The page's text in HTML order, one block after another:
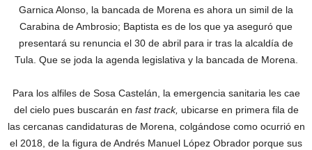
Garnica Alonso, la bancada de Morena es ahora un simil de la
Carabina de Ambrosio; Baptista es de los que ya aseguró que
presentará su renuncia el 30 de abril para ir tras la alcaldía de
Tula. Que se joda la agenda legislativa y la bancada de Morena.
Para los alfiles de Sosa Castelán, la emergencia sanitaria les cae
del cielo pues buscarán en fast track, ubicarse en primera fila de
las cercanas candidaturas de Morena, colgándose como ocurrió en
el 2018, de la figura de Andrés Manuel López Obrador porque sus